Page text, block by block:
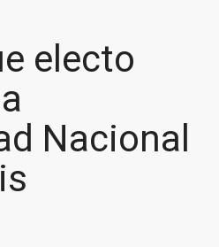
electo
Nacional